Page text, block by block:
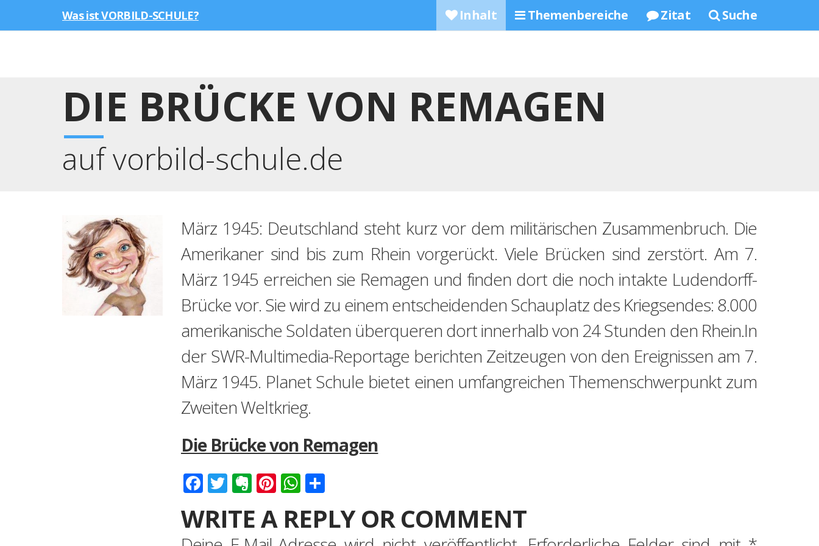
Was ist VORBILD-SCHULE? Inhalt Themenbereiche Zitat Suche
DIE BRÜCKE VON REMAGEN
auf vorbild-schule.de
März 1945: Deutschland steht kurz vor dem militärischen Zusammenbruch. Die
Amerikaner sind bis zum Rhein vorgerückt. Viele Brücken sind zerstört. Am 7.
März 1945 erreichen sie Remagen und finden dort die noch intakte Ludendorff-
Brücke vor. Sie wird zu einem entscheidenden Schauplatz des Kriegsendes: 8.000
amerikanische Soldaten überqueren dort innerhalb von 24 Stunden den Rhein.In
der SWR-Multimedia-Reportage berichten Zeitzeugen von den Ereignissen am 7.
März 1945. Planet Schule bietet einen umfangreichen Themenschwerpunkt zum
Zweiten Weltkrieg.
Die Brücke von Remagen
Facebook
Twitter
Evernote
Pinterest
WhatsApp
WRITE A REPLY OR COMMENT